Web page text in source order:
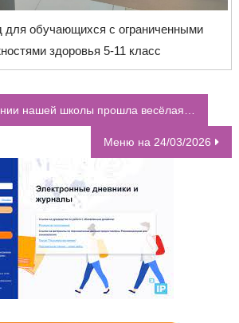
для обучающихся с ограниченными
здоровья 5-11 класс
ЗАПИСЯМ
викторина для учеников 1-х классов на тему “Правила дорожного движения”
Меню на 24/03/2026